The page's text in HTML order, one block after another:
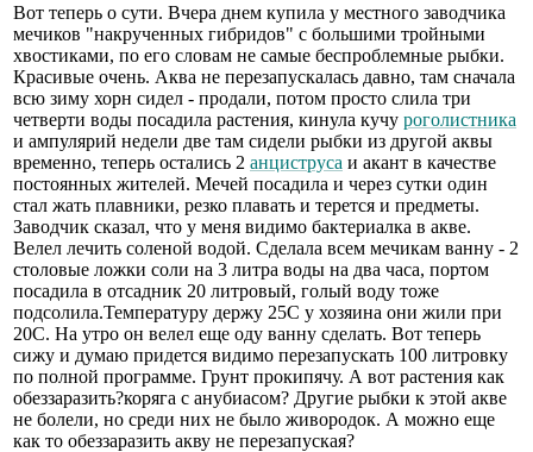
Вот теперь о сути. Вчера днем купила у местного заводчика
мечиков "накрученных гибридов" с большими тройными
хвостиками, по его словам не самые беспроблемные рыбки.
Красивые очень. Аква не перезапускалась давно, там сначала
всю зиму хорн сидел - продали, потом просто слила три
четверти воды посадила растения, кинула кучу роголистника
и ампулярий недели две там сидели рыбки из другой аквы
временно, теперь остались 2 анциструса и акант в качестве
постоянных жителей. Мечей посадила и через сутки один
стал жать плавники, резко плавать и терется и предметы.
Заводчик сказал, что у меня видимо бактериалка в акве.
Велел лечить соленой водой. Сделала всем мечикам ванну - 2
столовые ложки соли на 3 литра воды на два часа, портом
посадила в отсадник 20 литровый, голый воду тоже
подсолила.Температуру держу 25С у хозяина они жили при
20С. На утро он велел еще оду ванну сделать. Вот теперь
сижу и думаю придется видимо перезапускать 100 литровку
по полной программе. Грунт прокипячу. А вот растения как
обеззаразить?коряга с анубиасом? Другие рыбки к этой акве
не болели, но среди них не было живородок. А можно еще
как то обеззаразить акву не перезапуская?